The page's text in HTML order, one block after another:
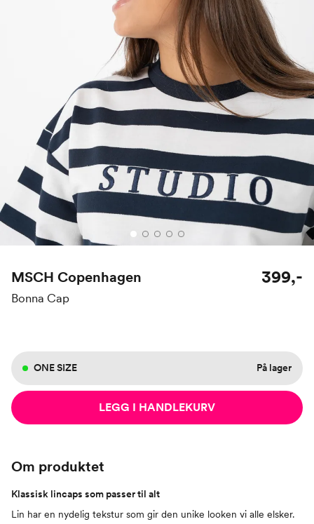
MSCH Copenhagen
Bonna Cap
399,-
ONE SIZE På lager
LEGG I HANDLEKURV
Om produktet
Klassisk lincaps som passer til alt
Lin har en nydelig tekstur som gir den unike looken vi alle elsker.